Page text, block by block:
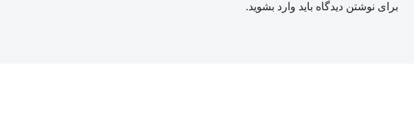
برای نوشتن دیدگاه باید وارد بشوید.